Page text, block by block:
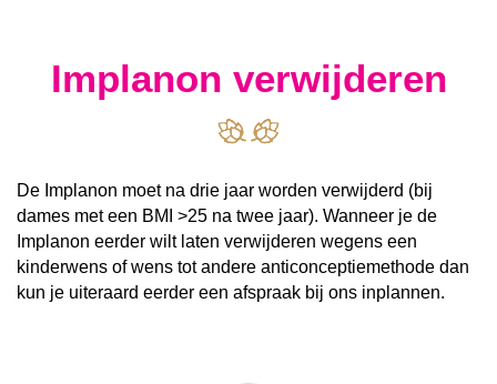
Implanon verwijderen
De Implanon moet na drie jaar worden verwijderd (bij
dames met een BMI >25 na twee jaar). Wanneer je de
Implanon eerder wilt laten verwijderen wegens een
kinderwens of wens tot andere anticonceptiemethode dan
kun je uiteraard eerder een afspraak bij ons inplannen.